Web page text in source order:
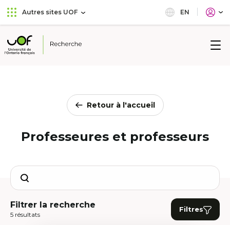
Aller
au
principal
Passer
au
Autres sites UOF EN
Université
Retour à l'accueil
Professeures et professeurs
Search
Filtrer la recherche
5 résultats
Filtres